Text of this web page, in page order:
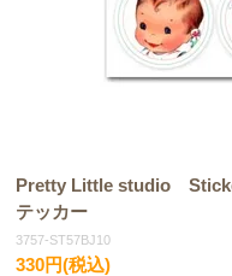
Pretty Little studio
テッカー
3757-ST57BJ10
330円(税込)